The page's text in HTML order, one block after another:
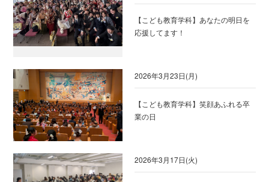
【こども教育学科】あなたの明日を
応援してます！
2026年3月23日(月)
【こども教育学科】笑顔あふれる卒
業の日
2026年3月17日(火)